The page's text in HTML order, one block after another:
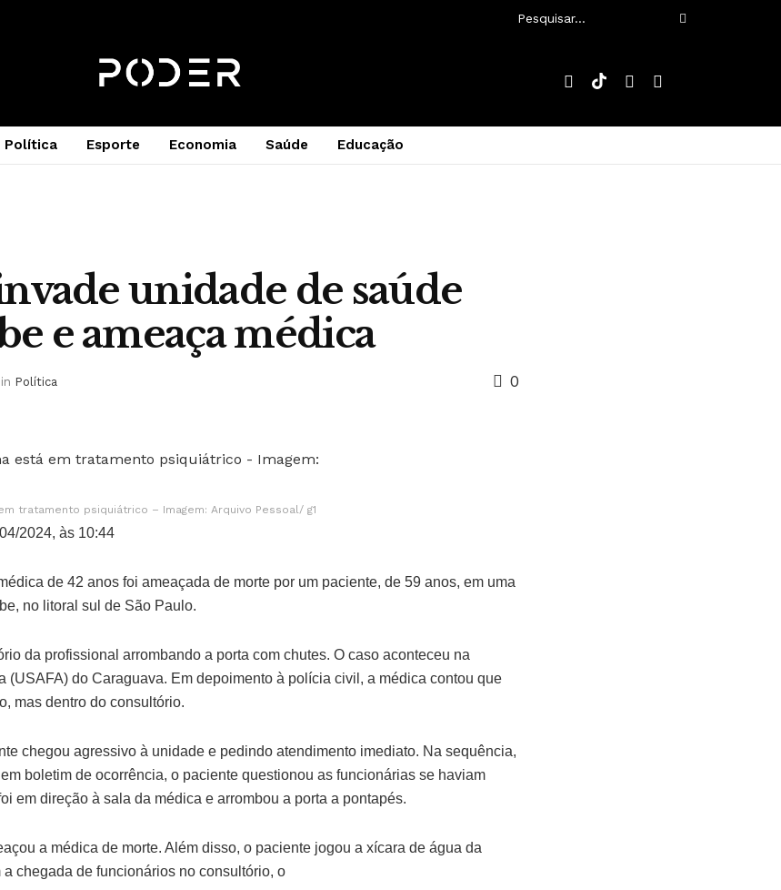
Política Esporte Economia Saúde Educação
unidade de saúde
e ameaça médica
in Política 0
tratamento psiquiátrico – Imagem: Arquivo Pessoal/ g1
2024, às 10:44
de 42 anos foi ameaçada de morte por um paciente, de 59 anos, em uma
no litoral sul de São Paulo.
da profissional arrombando a porta com chutes. O caso aconteceu na
(USAFA) do Caraguava. Em depoimento à polícia civil, a médica contou que
mas dentro do consultório.
chegou agressivo à unidade e pedindo atendimento imediato. Na sequência,
boletim de ocorrência, o paciente questionou as funcionárias se haviam
em direção à sala da médica e arrombou a porta a pontapés.
a médica de morte. Além disso, o paciente jogou a xícara de água da
chegada de funcionários no consultório, o